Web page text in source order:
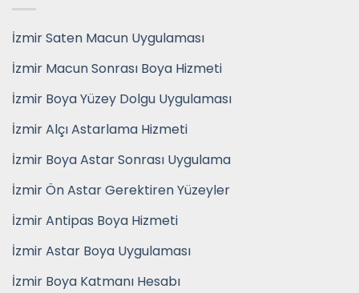
İzmir Saten Macun Uygulaması
İzmir Macun Sonrası Boya Hizmeti
İzmir Boya Yüzey Dolgu Uygulaması
İzmir Alçı Astarlama Hizmeti
İzmir Boya Astar Sonrası Uygulama
İzmir Ön Astar Gerektiren Yüzeyler
İzmir Antipas Boya Hizmeti
İzmir Astar Boya Uygulaması
İzmir Boya Katmanı Hesabı